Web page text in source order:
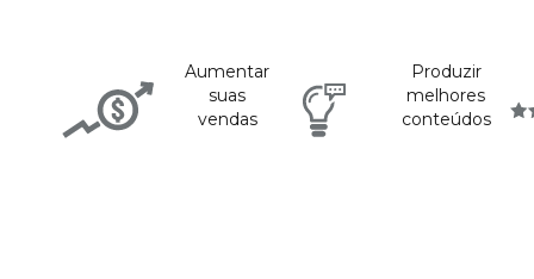
Aumentar
suas
vendas
Produzir
melhores
conteúdos